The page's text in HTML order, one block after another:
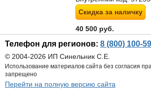
Скидка за наличку
40 500 руб.
Телефон для регионов: 8 (800) 100-
© 2004-2026 ИП Синельник С.Е.
Использование материалов сайта без согласия
запрещено
Перейти на полную версию сайта